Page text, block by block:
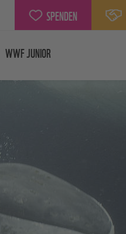
SPENDEN
WWF JUNIOR